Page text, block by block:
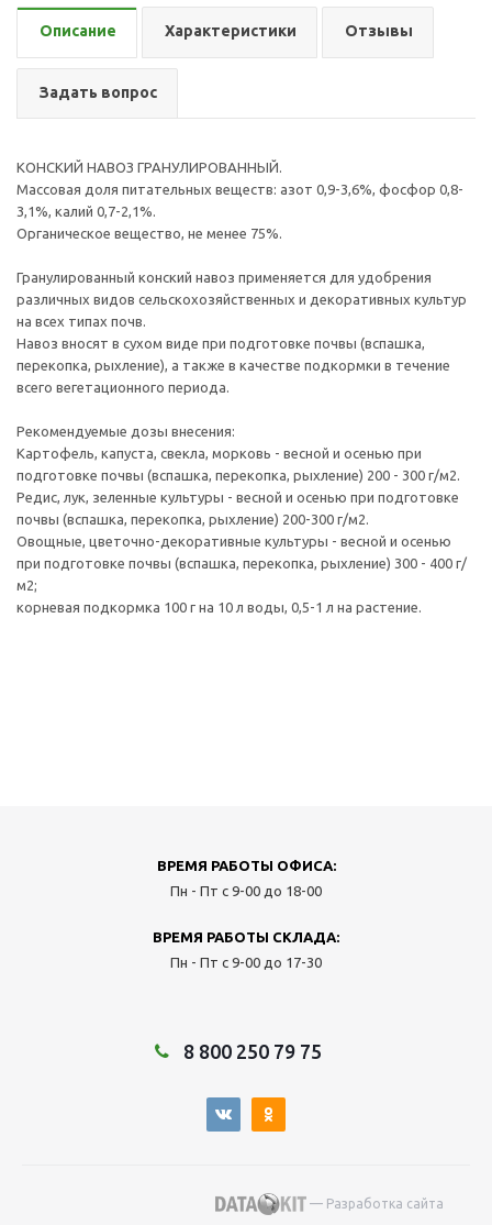
Описание Характеристики Отзывы
Задать вопрос
КОНСКИЙ НАВОЗ ГРАНУЛИРОВАННЫЙ.
Массовая доля питательных веществ: азот 0,9-3,6%, фосфор 0,8-
3,1%, калий 0,7-2,1%.
Органическое вещество, не менее 75%.
Гранулированный конский навоз применяется для удобрения
различных видов сельскохозяйственных и декоративных культур
на всех типах почв.
Навоз вносят в сухом виде при подготовке почвы (вспашка,
перекопка, рыхление), а также в качестве подкормки в течение
всего вегетационного периода.
Рекомендуемые дозы внесения:
Картофель, капуста, свекла, морковь - весной и осенью при
подготовке почвы (вспашка, перекопка, рыхление) 200 - 300 г/м2.
Редис, лук, зеленные культуры - весной и осенью при подготовке
почвы (вспашка, перекопка, рыхление) 200-300 г/м2.
Овощные, цветочно-декоративные культуры - весной и осенью
при подготовке почвы (вспашка, перекопка, рыхление) 300 - 400 г/
м2;
корневая подкормка 100 г на 10 л воды, 0,5-1 л на растение.
ВРЕМЯ РАБОТЫ ОФИСА:
Пн - Пт с 9-00 до 18-00
ВРЕМЯ РАБОТЫ СКЛАДА:
Пн - Пт с 9-00 до 17-30
8 800 250 79 75
— Разработка сайта